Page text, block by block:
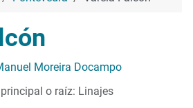
Moreira Docampo
o raíz: Linajes